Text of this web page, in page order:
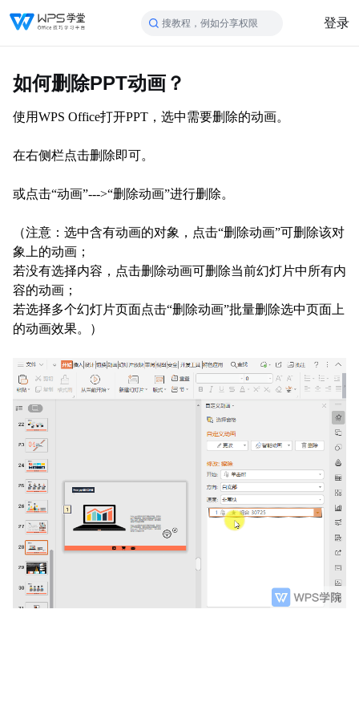
搜教程，例如分享权限 登录
如何删除PPT动画？
使用WPS Office打开PPT，选中需要删除的动画。
在右侧栏点击删除即可。
或点击“动画”--->“删除动画”进行删除。
（注意：选中含有动画的对象，点击“删除动画”可删除该对
象上的动画；
若没有选择内容，点击删除动画可删除当前幻灯片中所有内
容的动画；
若选择多个幻灯片页面点击“删除动画”批量删除选中页面上
的动画效果。）